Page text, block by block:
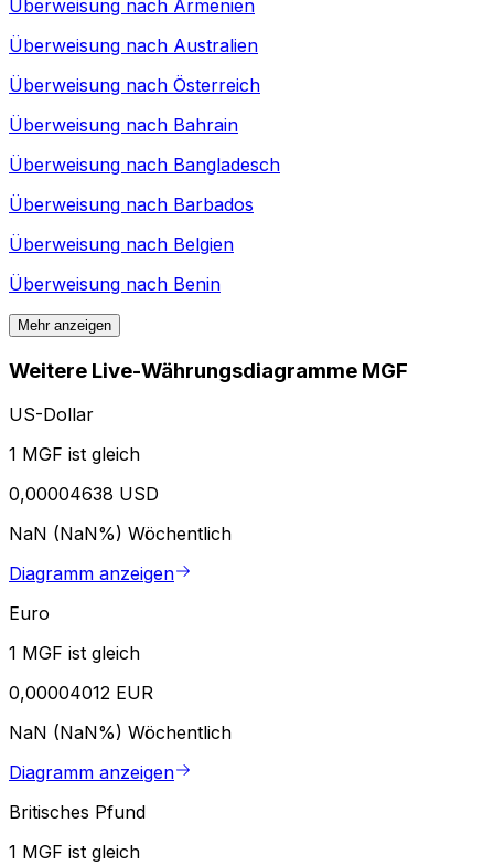
Überweisung nach Armenien
Überweisung nach Australien
Überweisung nach Österreich
Überweisung nach Bahrain
Überweisung nach Bangladesch
Überweisung nach Barbados
Überweisung nach Belgien
Überweisung nach Benin
Mehr anzeigen
Weitere Live-Währungsdiagramme MGF
US-Dollar
1 MGF ist gleich
0,00004638 USD
NaN (NaN%) Wöchentlich
Diagramm anzeigen
Euro
1 MGF ist gleich
0,00004012 EUR
NaN (NaN%) Wöchentlich
Diagramm anzeigen
Britisches Pfund
1 MGF ist gleich